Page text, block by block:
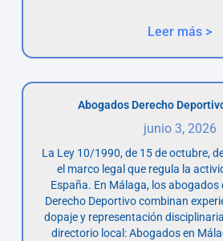
Leer más >
Abogados Derecho
junio 3, 2026
La Ley 10/1990, de 15 de octubre,
el marco legal que regula la
España. En Málaga, los abogados
Derecho Deportivo combinan
dopaje y representación
directorio local: Abogados en